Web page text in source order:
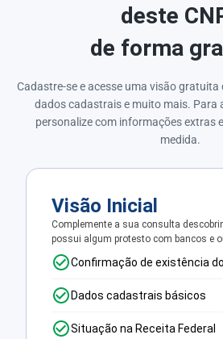
deste
de forma
Cadastre-se e acesse uma visão
dados cadastrais e muito mais. Para
personalize com informações extras
medida.
Visão Inicial
Complemente a sua consulta
possui algum protesto com bancos e
Confirmação de existência
Dados cadastrais básicos
Situação na Receita Federal